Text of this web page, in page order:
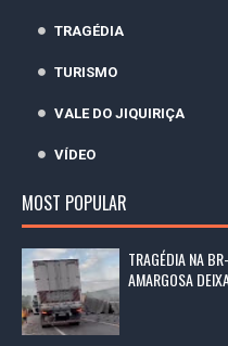
TRAGÉDIA
TURISMO
VALE DO JIQUIRIÇA
VÍDEO
MOST POPULAR
TRAGÉDIA NA
AMARGOSA